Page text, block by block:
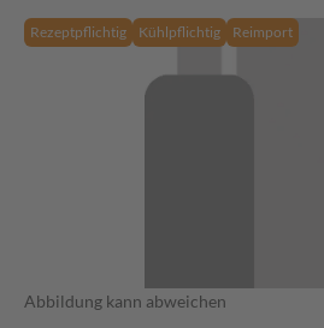
Rezeptpflichtig Kühlpflichtig Reimport
Abbildung kann abweichen